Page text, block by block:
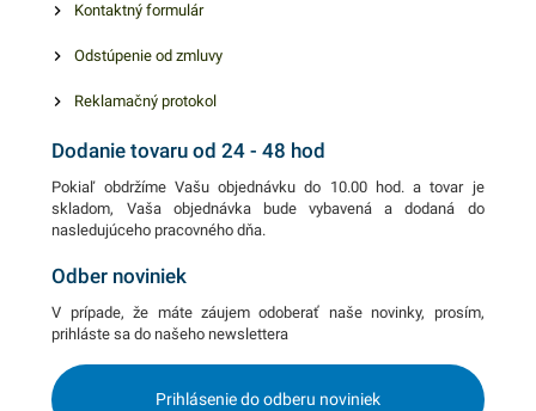
Kontaktný formulár
Odstúpenie od zmluvy
Reklamačný protokol
Dodanie tovaru od 24 - 48 hod
Pokiaľ obdržíme Vašu objednávku do 10.00 hod. a tovar je
skladom, Vaša objednávka bude vybavená a dodaná do
nasledujúceho pracovného dňa.
Odber noviniek
V prípade, že máte záujem odoberať naše novinky, prosím,
prihláste sa do našeho newslettera
Prihlásenie do odberu noviniek